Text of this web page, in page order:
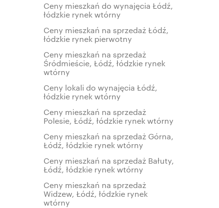
Ceny mieszkań do wynajęcia Łódź,
łódzkie rynek wtórny
Ceny mieszkań na sprzedaż Łódź,
łódzkie rynek pierwotny
Ceny mieszkań na sprzedaż
Śródmieście, Łódź, łódzkie rynek
wtórny
Ceny lokali do wynajęcia Łódź,
łódzkie rynek wtórny
Ceny mieszkań na sprzedaż
Polesie, Łódź, łódzkie rynek wtórny
Ceny mieszkań na sprzedaż Górna,
Łódź, łódzkie rynek wtórny
Ceny mieszkań na sprzedaż Bałuty,
Łódź, łódzkie rynek wtórny
Ceny mieszkań na sprzedaż
Widzew, Łódź, łódzkie rynek
wtórny